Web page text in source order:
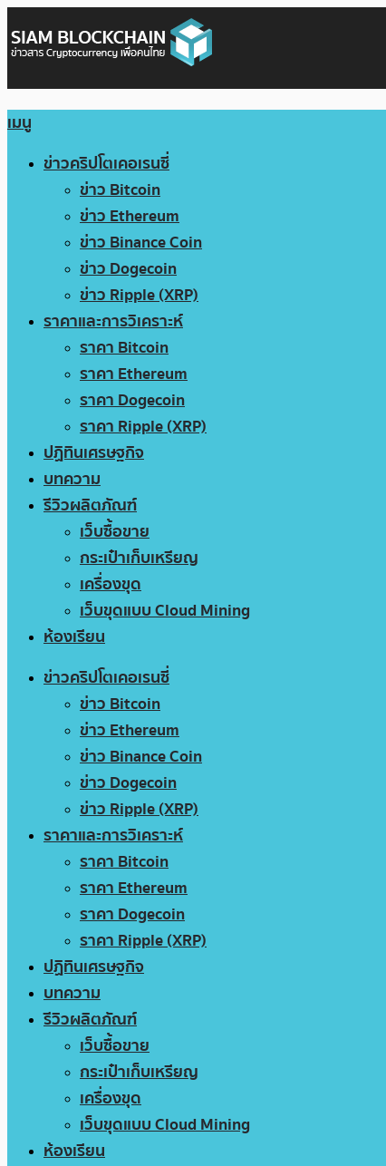
เมนู
ข่าวคริปโตเคอเรนซี่
ข่าว Bitcoin
ข่าว Ethereum
ข่าว Binance Coin
ข่าว Dogecoin
ข่าว Ripple (XRP)
ราคาและการวิเคราะห์
ราคา Bitcoin
ราคา Ethereum
ราคา Dogecoin
ราคา Ripple (XRP)
ปฏิทินเศรษฐกิจ
บทความ
รีวิวผลิตภัณฑ์
เว็บซื้อขาย
กระเป๋าเก็บเหรียญ
เครื่องขุด
เว็บขุดแบบ Cloud Mining
ห้องเรียน
ข่าวคริปโตเคอเรนซี่
ข่าว Bitcoin
ข่าว Ethereum
ข่าว Binance Coin
ข่าว Dogecoin
ข่าว Ripple (XRP)
ราคาและการวิเคราะห์
ราคา Bitcoin
ราคา Ethereum
ราคา Dogecoin
ราคา Ripple (XRP)
ปฏิทินเศรษฐกิจ
บทความ
รีวิวผลิตภัณฑ์
เว็บซื้อขาย
กระเป๋าเก็บเหรียญ
เครื่องขุด
เว็บขุดแบบ Cloud Mining
ห้องเรียน